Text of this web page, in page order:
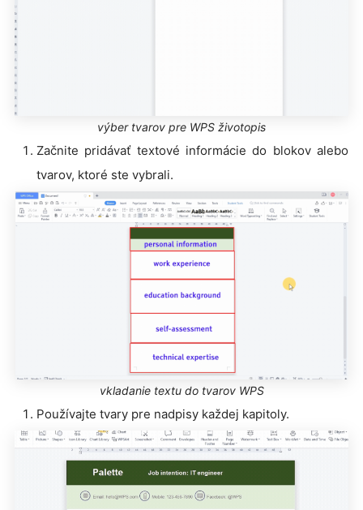
výber tvarov pre WPS životopis
Začnite pridávať textové informácie do blokov alebo
tvarov, ktoré ste vybrali.
vkladanie textu do tvarov WPS
Používajte tvary pre nadpisy každej kapitoly.